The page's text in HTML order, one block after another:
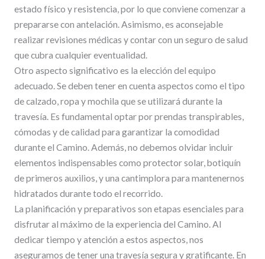
estado físico y resistencia, por lo que conviene comenzar a
prepararse con antelación. Asimismo, es aconsejable
realizar revisiones médicas y contar con un seguro de salud
que cubra cualquier eventualidad.
Otro aspecto significativo es la elección del equipo
adecuado. Se deben tener en cuenta aspectos como el tipo
de calzado, ropa y mochila que se utilizará durante la
travesía. Es fundamental optar por prendas transpirables,
cómodas y de calidad para garantizar la comodidad
durante el Camino. Además, no debemos olvidar incluir
elementos indispensables como protector solar, botiquín
de primeros auxilios, y una cantimplora para mantenernos
hidratados durante todo el recorrido.
La planificación y preparativos son etapas esenciales para
disfrutar al máximo de la experiencia del Camino. Al
dedicar tiempo y atención a estos aspectos, nos
aseguramos de tener una travesía segura y gratificante. En